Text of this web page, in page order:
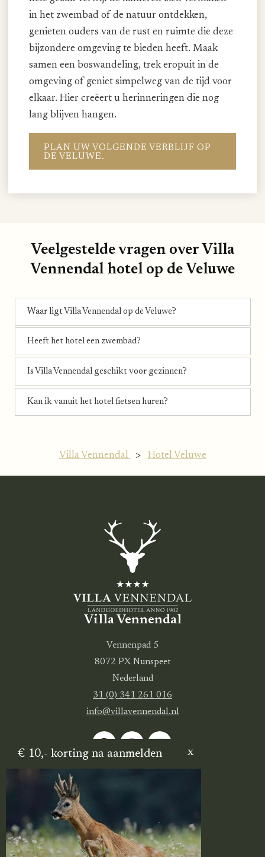
in het zwembad of de natuur ontdekken,
genieten ouders van de rust en ruimte die deze
bijzondere omgeving te bieden heeft. Maak
samen een boswandeling, trek eropuit in de
omgeving of geniet simpelweg van de tijd voor
elkaar. Hier creëert u herinneringen die nog
lang blijven hangen.
PLAN UW VOLGENDE VERBLIJF OP
DE VELUWE.
Veelgestelde vragen over Villa
Vennendal hotel op de Veluwe
Waar ligt Villa Vennendal op de Veluwe?
Heeft het hotel een zwembad?
Is Villa Vennendal geschikt voor gezinnen?
Kan ik vanuit het hotel fietsen huren?
Villa Vennendal >Hotel Veluwe
Villa Vennendal
Vennenpad 5
8072 PX Nunspeet
Nederland
31 (0) 341 261 016
info@villavennendal.nl
Nieuwsberichten
Werken bij Villa Vennendal
Hotel met sauna en zwembad
€ 10,- korting na aanmelden